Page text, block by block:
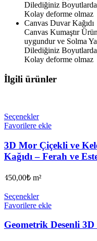
Dilediğiniz Boyutlarda
Kolay deforme olmaz
Canvas Duvar
Canvas Kumaştır
uygundur ve Solma
Dilediğiniz
Kolay deforme olmaz
İlgili ürünler
Seçenekler
Favorilere ekle
3D Mor Çiçekli ve
Kağıdı – Ferah ve
450,00₺ m²
Seçenekler
Favorilere ekle
Geometrik Desenli 3D